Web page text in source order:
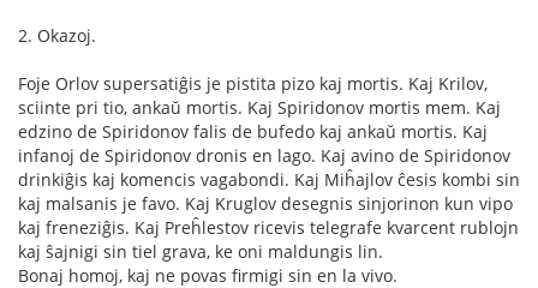
2. Okazoj.
Foje Orlov supersatiĝis je pistita pizo kaj mortis. Kaj Krilov,
sciinte pri tio, ankaŭ mortis. Kaj Spiridonov mortis mem. Kaj
edzino de Spiridonov falis de bufedo kaj ankaŭ mortis. Kaj
infanoj de Spiridonov dronis en lago. Kaj avino de Spiridonov
drinkiĝis kaj komencis vagabondi. Kaj Miĥajlov ĉesis kombi sin
kaj malsanis je favo. Kaj Kruglov desegnis sinjorinon kun vipo
kaj freneziĝis. Kaj Preĥlestov ricevis telegrafe kvarcent rublojn
kaj ŝajnigi sin tiel grava, ke oni maldungis lin.
Bonaj homoj, kaj ne povas firmigi sin en la vivo.